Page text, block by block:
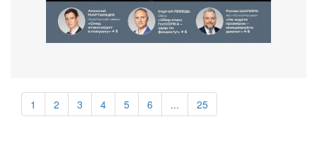
1 2 3 4 5 6 ... 25